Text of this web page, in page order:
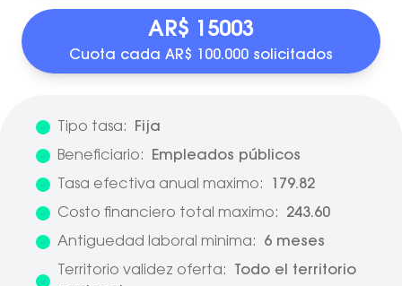
AR$ 15003
Cuota cada AR$ 100.000 solicitados
Tipo tasa:
Fija
Beneficiario:
Empleados públicos
Tasa efectiva anual maximo:
179.82
Costo financiero total maximo:
243.60
Antiguedad laboral minima:
6 meses
Territorio validez oferta:
Todo el territorio